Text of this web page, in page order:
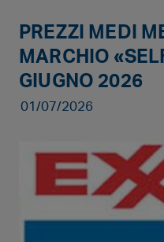
PREZZI MEDI
MARCHIO
GIUGNO 2026
01/07/2026